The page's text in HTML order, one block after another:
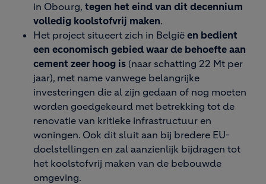
in Obourg, tegen het eind van dit decennium
volledig koolstofvrij maken.
Het project situeert zich in België en bedient
een economisch gebied waar de behoefte aan
cement zeer hoog is (naar schatting 22 Mt per
jaar), met name vanwege belangrijke
investeringen die al zijn gedaan of nog moeten
worden goedgekeurd met betrekking tot de
renovatie van kritieke infrastructuur en
woningen. Ook dit sluit aan bij bredere EU-
doelstellingen en zal aanzienlijk bijdragen tot
het koolstofvrij maken van de bebouwde
omgeving.